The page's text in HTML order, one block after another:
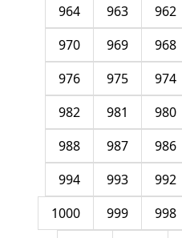
962
963
964
968
969
970
974
975
976
980
981
982
986
987
988
992
993
994
998
999
1000